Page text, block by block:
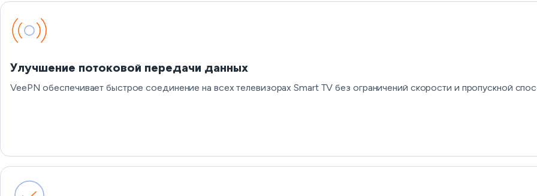
Улучшение потоковой передачи данных
VeePN обеспечивает быстрое соединение на всех телевизорах Smart TV без ограничений скорости и пропускной